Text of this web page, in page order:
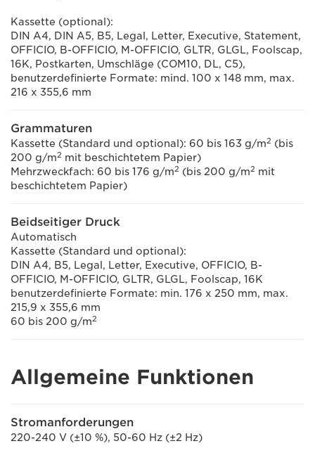
Kassette (optional):
DIN A4, DIN A5, B5, Legal, Letter, Executive, Statement,
OFFICIO, B-OFFICIO, M-OFFICIO, GLTR, GLGL, Foolscap,
16K, Postkarten, Umschläge (COM10, DL, C5),
benutzerdefinierte Formate: mind. 100 x 148 mm, max.
216 x 355,6 mm
Grammaturen
Kassette (Standard und optional): 60 bis 163 g/m2 (bis
200 g/m2 mit beschichtetem Papier)
Mehrzweckfach: 60 bis 176 g/m2 (bis 200 g/m2 mit
beschichtetem Papier)
Beidseitiger Druck
Automatisch
Kassette (Standard und optional):
DIN A4, B5, Legal, Letter, Executive, OFFICIO, B-
OFFICIO, M-OFFICIO, GLTR, GLGL, Foolscap, 16K
benutzerdefinierte Formate: min. 176 x 250 mm, max.
215,9 x 355,6 mm
60 bis 200 g/m2
Allgemeine Funktionen
Stromanforderungen
220-240 V (±10 %), 50-60 Hz (±2 Hz)